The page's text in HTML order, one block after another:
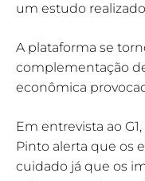
um estudo
A plataforma se
complementação
econômica
Em entrevista ao
Pinto alerta que os
cuidado já que os